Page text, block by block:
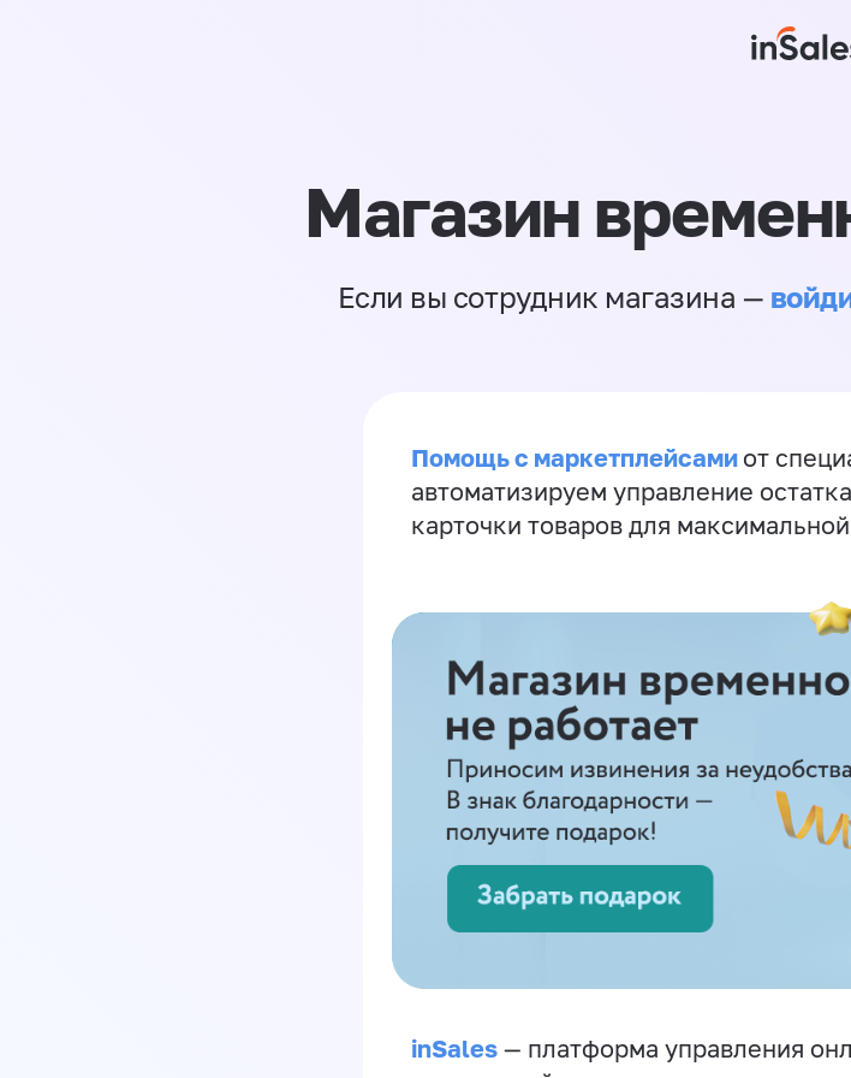
Магазин
Если вы сотрудник магазина —
Помощь с маркетплейсами от
автоматизируем управление
карточки товаров для
inSales — платформа управления